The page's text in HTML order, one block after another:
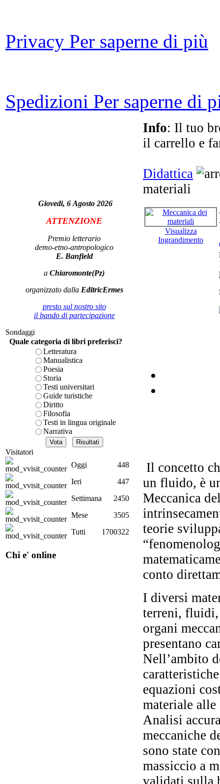
Il
Privacy Per saperne di più
Spedizioni Per saperne di
Giovedi, 6 Agosto 2026
ATTENZIONE
Premio letterario
demo-etno-antropologico
E. Banfield
a Chiaromonte(Pz)
organizzato dalla EditricErmes
presto sul nostro sito
il bando di partecipazione
Sondaggi
Quale categoria di libri preferisci?
Letteratura
Manualistica
Poesia
Storia
Testi universitari
Guide turistiche
Diritto
Filosofia
Testi in lingua originale
Narrativa
Visitatori
Oggi
448
Ieri
447
Settimana
2450
Mese
3505
Tutti
1700322
Chi e' online
Info: Il tuo
il carrello e
Didattica
materiali
Visualizza
Ingrandimento
Il concetto
un fluido, è
Meccanica
teorie
conto
I diversi
terreni, fluidi,
organi
presentano
Nell’ambito
equazioni
materiale
Analisi
meccaniche
sono state
massiccio a
validati sulla